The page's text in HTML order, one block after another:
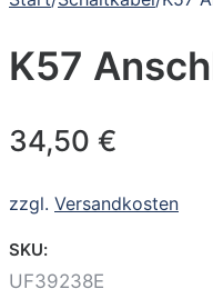
K57
34,50 €
zzgl. Versandkosten
SKU:
UF39238E